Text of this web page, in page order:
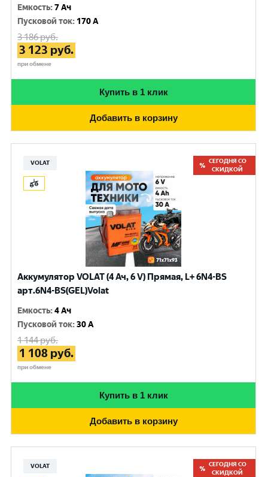
Емкость:7 Ач
Пусковой ток: 170 A
3 186руб.
3 123 руб.
при обмене
Купить в 1 клик
Добавить в корзину
VOLAT
СЕГОДНЯ СО
СКИДКОЙ
Аккумулятор VOLAT (4 Ач, 6 V) Прямая, L+ 6N4-BS
арт.6N4-BS(GEL)Volat
Емкость:4 Ач
Пусковой ток:30 A
1 144руб.
1 108 руб.
при обмене
Купить в 1 клик
Добавить в корзину
VOLAT
СЕГОДНЯ СО
СКИДКОЙ